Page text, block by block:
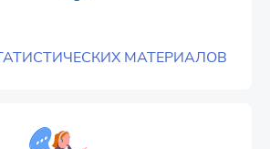
МАТЕРИАЛОВ